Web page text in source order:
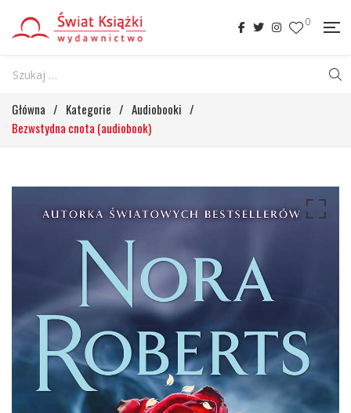
0
Główna / Kategorie / Audiobooki /
Bezwstydna cnota (audiobook)